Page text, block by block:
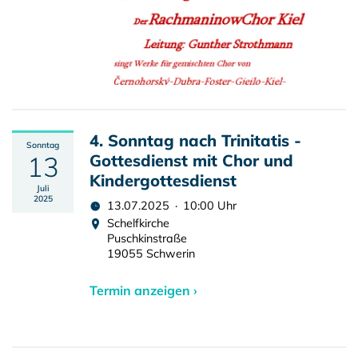
Sonntag
13
Juli
2025
4. Sonntag nach Trinitatis -
Gottesdienst mit Chor und
Kindergottesdienst
13.07.2025 · 10:00 Uhr
Schelfkirche
Puschkinstraße
19055 Schwerin
Termin anzeigen ›